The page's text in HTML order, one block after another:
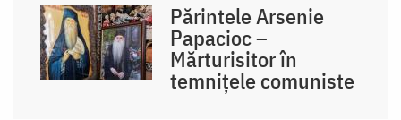
Părintele Arsenie
Papacioc –
Mărturisitor în
temnițele comuniste